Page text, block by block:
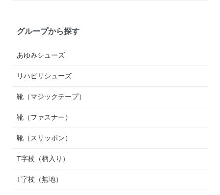
グループから探す
あゆみシューズ
リハビリシューズ
靴（マジックテープ）
靴（ファスナー）
靴（スリッポン）
T字杖（柄入り）
T字杖（無地）